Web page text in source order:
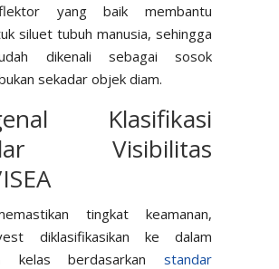
yang baik membantu
siluet tubuh manusia, sehingga
dikenali sebagai sosok
sekadar objek diam.
Klasifikasi
Visibilitas
tingkat keamanan,
diklasifikasikan ke dalam
kelas berdasarkan standar